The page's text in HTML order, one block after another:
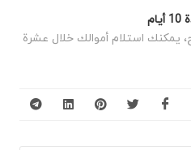
يمكنك استلام أموالك خلال عشرة